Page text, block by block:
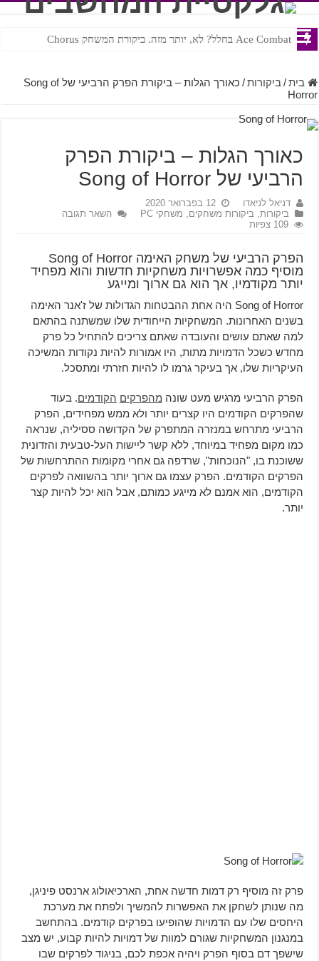
Ace Combat בחלל? לא, יותר מזה. ביקורת המשחק Chorus
Steven Universe והשירים שתורגמו בצורה נוראית לעברית
בית / ביקורות /
כאורך הגלות – ביקורת הפרק הרביעי של Song of
Horror
כאורך הגלות – ביקורת הפרק
הרביעי של Song of Horror
דניאל לניאדו
12 בפברואר 2020
ביקורות, ביקורות משחקים, משחקי PC
השאר תגובה
109 צפיות
הפרק הרביעי של משחק האימה Song of Horror
מוסיף כמה אפשרויות משחקיות חדשות והוא מפחיד
יותר מקודמיו, אך הוא גם ארוך ומייגע
Song of Horror היה אחת ההבטחות הגדולות של ז'אנר האימה
בשנים האחרונות. המשחקיות הייחודית שלו שמשתנה בהתאם
למה שאתם עושים והעובדה שאתם צריכים להתחיל כל פרק
מחדש כשכל הדמויות מתות, היו אמורות להיות נקודות המשיכה
העיקריות שלו, אך בעיקר גרמו לו להיות חזרתי ומתסכל.
הפרק הרביעי מרגיש מעט שונה מהפרקים הקודמים. בעוד
שהפרקים הקודמים היו קצרים יותר ולא ממש מפחידים, הפרק
הרביעי מתרחש במנזרה המתפרק של הקדושה ססיליה, שנראה
כמו מקום מפחיד במיוחד, ללא קשר ליישות העל-טבעית והזדונית
ששוכנת בו, "הנוכחות", שרדפה גם אחרי מקומות ההתרחשות של
הפרקים הקודמים. הפרק עצמו גם ארוך יותר בהשוואה לפרקים
הקודמים, הוא אמנם לא מייגע כמותם, אבל הוא יכל להיות קצר
יותר.
פרק זה מוסיף רק דמות חדשה אחת, הארכיאולוג ארנסט פיניגן,
מה שנותן לשחקן את האפשרות להמשיך ולפתח את מערכת
היחסים שלו עם הדמויות שהופיעו בפרקים קודמים. בהתחשב
במנגנון המשחקיות שגורם למוות של דמויות להיות קבוע, יש מצב
שישפך דם בסוף הפרק ויהיה אכפת לכם, בניגוד לפרקים שבו